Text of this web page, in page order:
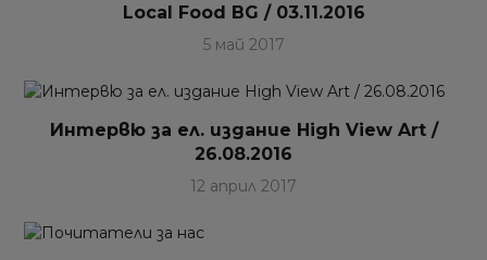
Local Food BG / 03.11.2016
5 май 2017
Интервю за ел. издание High View Art /
26.08.2016
12 април 2017